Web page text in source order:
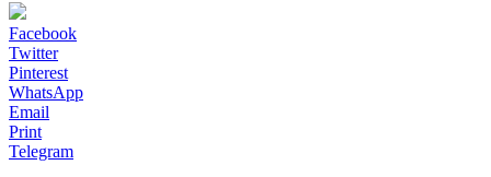
Facebook
Twitter
Pinterest
WhatsApp
Email
Print
Telegram